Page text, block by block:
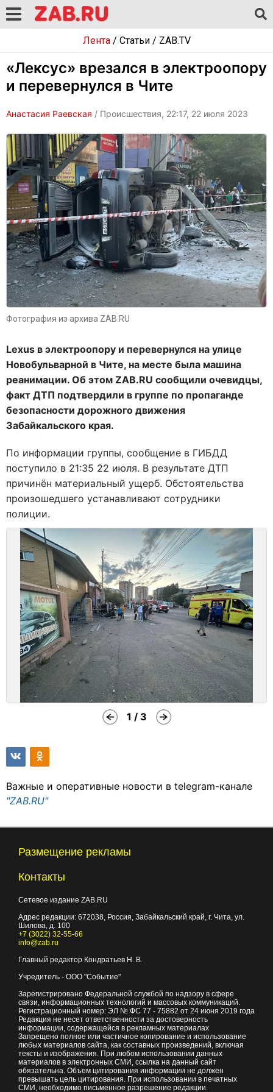
Лента/ Статьи/ ZAB.TV
«Лексус» врезался в электроопору
и перевернулся в Чите
Анастасия Раевская / Происшествия, 22:17, 22 июля 2023
Фотография из архива ZAB.RU
Lexus в электроопору и перевернулся на улице
Новобульварной в Чите, на месте была машина
реанимации. Об этом ZAB.RU сообщили очевидцы,
факт ДТП подтвердили в группе по пропаганде
безопасности дорожного движения
Забайкальского края.
По информации группы, сообщение в ГИБДД
поступило в 21:35 22 июля. В результате ДТП
причинён материальный ущерб. Обстоятельства
произошедшего устанавливают сотрудники
полиции.
1 / 3
Важные и оперативные новости в telegram-канале
"ZAB.RU"
Размещение рекламы
Контакты
Сетевое издание ZAB.RU
Адрес редакции: 672038, Россия, Забайкальский край, г. Чита, ул.
Шилова, д. 100
+7 (3022) 32-55-66
info@zab.ru
Главный редактор Кондратьев Н. В.
Учредитель - ООО "Событие"
Зарегистрировано Федеральной службой по надзору в сфере
связи, информационных технологий и массовых коммуникаций.
Регистрационный номер: ЭЛ № ФС 77 - 75882 от 24 июня 2019 года
Редакция не несет ответственности за достоверность
информации, содержащейся в рекламных материалах
Запрещено полное или частичное копирование и использование
любых материалов сайта, как составных произведений, включая
тексты и изображения. При любом использовании данных
материалов в электронных СМИ, ссылка на данный сайт
обязательна. Объем цитирования информации не должен
превышать цель цитирования. При использовании в печатных
СМИ, необходимо письменное разрешение редакции.